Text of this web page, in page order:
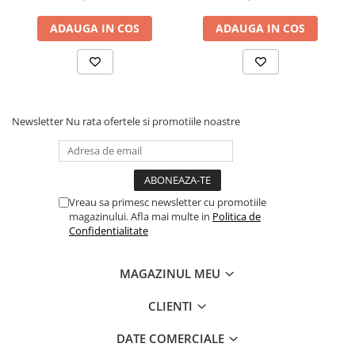
ADAUGA IN COS ADAUGA IN COS
Newsletter Nu rata ofertele si promotiile noastre
Vreau sa primesc newsletter cu promotiile
magazinului. Afla mai multe in Politica de
Confidentialitate
MAGAZINUL MEU
CLIENTI
DATE COMERCIALE